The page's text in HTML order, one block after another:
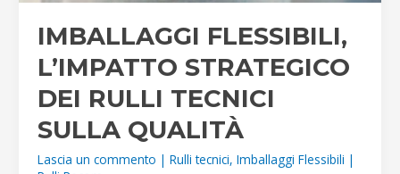
IMBALLAGGI FLESSIBILI,
L’IMPATTO STRATEGICO
DEI RULLI TECNICI
SULLA QUALITÀ
Lascia un commento | Rulli tecnici, Imballaggi Flessibili |